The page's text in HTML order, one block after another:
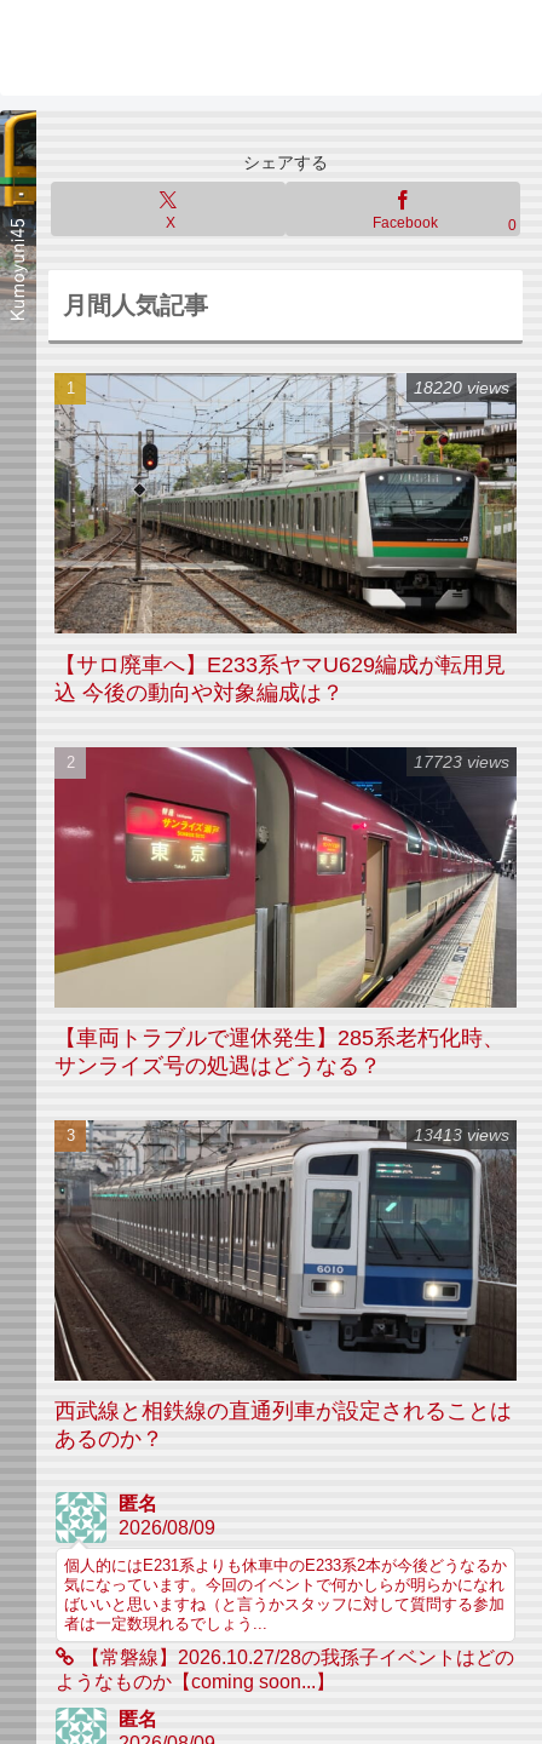
シェアする
X Facebook 0
月間人気記事
【サロ廃車へ】E233系ヤマU629編成が転用見
込 今後の動向や対象編成は？
18220 views
【車両トラブルで運休発生】285系老朽化時、
サンライズ号の処遇はどうなる？
17723 views
西武線と相鉄線の直通列車が設定されることは
あるのか？
13413 views
匿名
2026/08/09
個人的にはE231系よりも休車中のE233系2本が今後どうなるか
気になっています。今回のイベントで何かしらが明らかになれ
ばいいと思いますね（と言うかスタッフに対して質問する参加
者は一定数現れるでしょう...
【常磐線】2026.10.27/28の我孫子イベントはどの
ようなものか【coming soon...】
匿名